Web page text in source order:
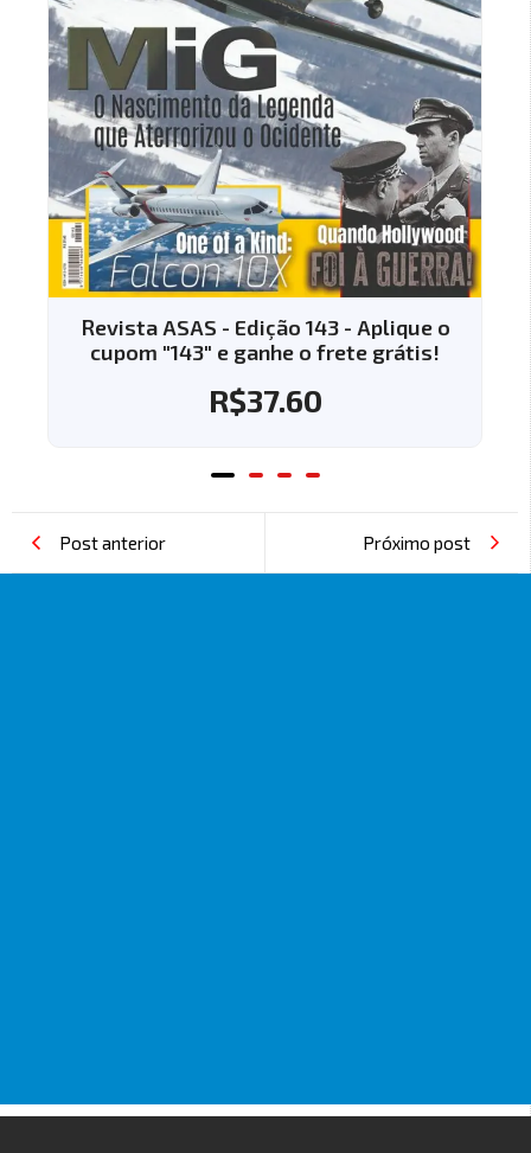
Revista ASAS - Edição 143 - Aplique o
cupom "143" e ganhe o frete grátis!
R$37.60
Post anterior Próximo post